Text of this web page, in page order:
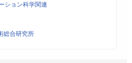
ション科学関連
総合研究所